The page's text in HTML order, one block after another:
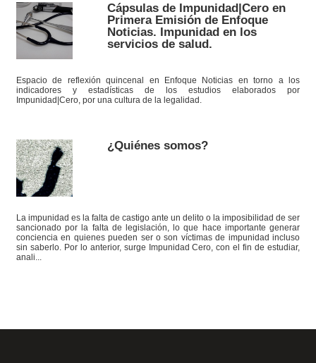
Cápsulas de Impunidad|Cero en
Primera Emisión de Enfoque
Noticias. Impunidad en los
servicios de salud.
Espacio de reflexión quincenal en Enfoque Noticias en torno a los
indicadores y estadísticas de los estudios elaborados por
Impunidad|Cero, por una cultura de la legalidad.
¿Quiénes somos?
La impunidad es la falta de castigo ante un delito o la imposibilidad de ser
sancionado por la falta de legislación, lo que hace importante generar
conciencia en quienes pueden ser o son víctimas de impunidad incluso
sin saberlo. Por lo anterior, surge Impunidad Cero, con el fin de estudiar,
anali...